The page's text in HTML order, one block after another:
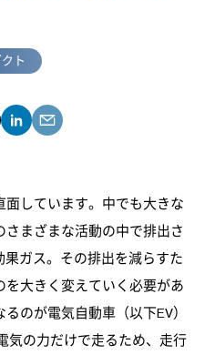
ト
しています。中でも大きな
まざまな活動の中で排出さ
ガス。その排出を減らすた
大きく変えていく必要があ
のが電気自動車（以下EV）
気の力だけで走るため、走行